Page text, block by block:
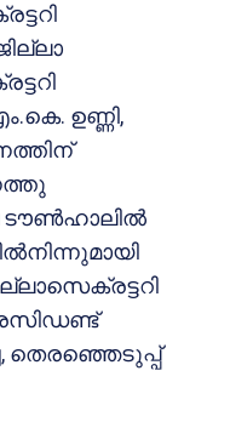
ഉണ്ണി,
ടൗണ്‍ഹാലില്‍
തെരഞ്ഞെടുപ്പ്